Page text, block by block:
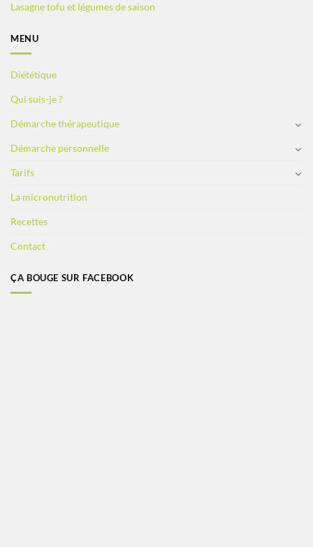
Lasagne tofu et légumes de saison
MENU
Diététique
Qui suis-je ?
Démarche thérapeutique
Démarche personnelle
Tarifs
La micronutrition
Recettes
Contact
ÇA BOUGE SUR FACEBOOK